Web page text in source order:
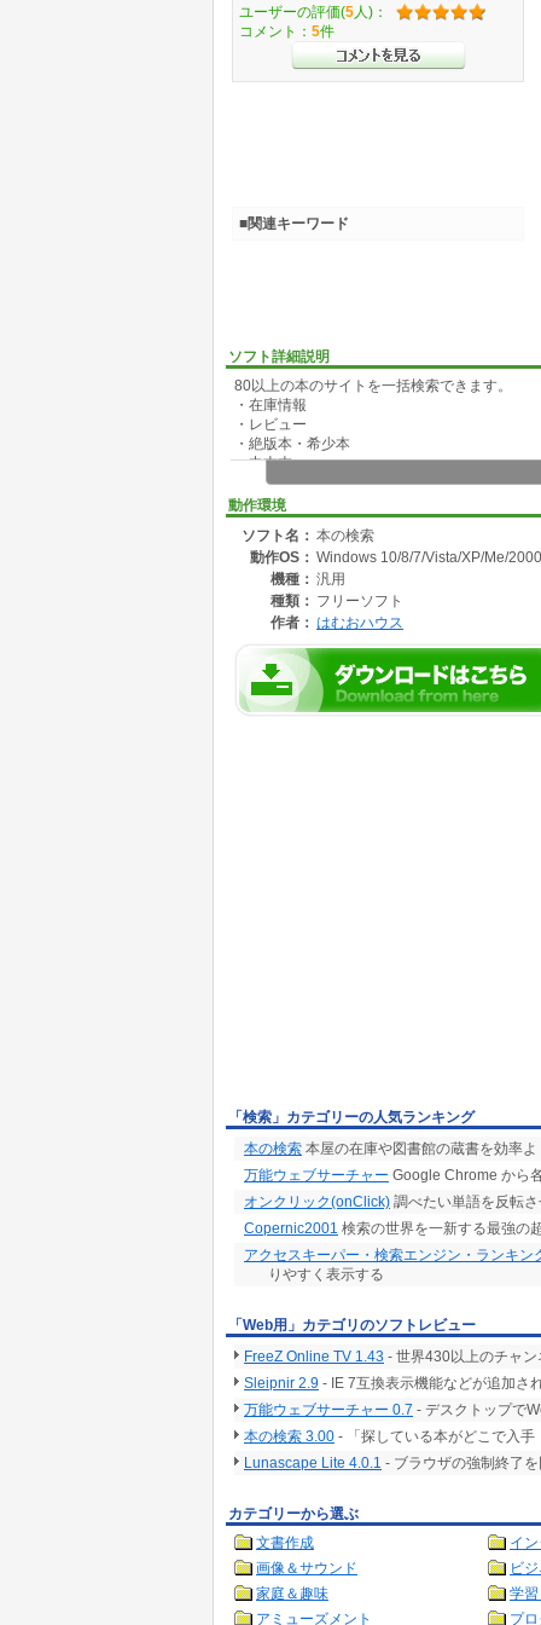
ソフト詳細説明
80以上の本のサイトを一括検索できます。
・在庫情報
・レビュー
・絶版本・希少本
・中古本
・洋書
・図書館蔵書情報
などの検索にご利用ください。
動作環境
ソフト名： 本の検索
動作OS： Windows 10/8/7/Vista/XP/Me/
機種： 汎用
種類： フリーソフト
作者： はむおハウス
ユーザーの評価(5 人)：
コメント： 5件
■関連キーワード
「検索」カテゴリーの人気ランキング
本の検索 本屋の在庫や図書館の蔵書を効率
万能ウェブサーチャー Google Chrome から
オンクリック(onClick) 調べたい単語を反転
Copernic2001 検索の世界を一新する最強の
アクセスキーパー・検索エンジン・ランキン
りやすく表示する
「Web用」カテゴリのソフトレビュー
FreeZ Online TV 1.43 - 世界430以上のチャ
Sleipnir 2.9 - IE 7互換表示機能などが追加さ
万能ウェブサーチャー 0.7 - デスクトップで
本の検索 3.00 - 「探している本がどこで入
Lunascape Lite 4.0.1 - ブラウザの強制終了
カテゴリーから選ぶ
文書作成
イ
画像＆サウンド
ビ
家庭＆趣味
学
アミューズメント
プ